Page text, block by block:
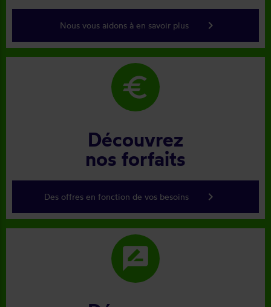
Nous vous aidons à en savoir plus keyboard_arrow_right
euro
Découvrez
nos forfaits
Des offres en fonction de vos besoins keyboard_arrow_right
rate_review